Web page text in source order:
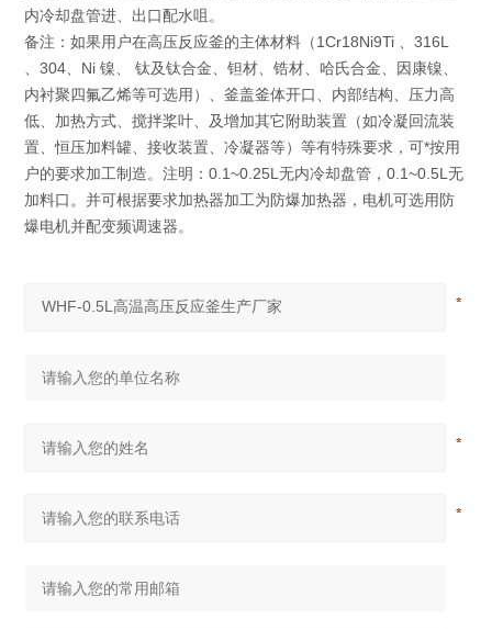
内冷却盘管进、出口配水咀。
备注：如果用户在高压反应釜的主体材料（1Cr18Ni9Ti 、316L
、304、Ni 镍、 钛及钛合金、钽材、锆材、哈氏合金、因康镍、
内衬聚四氟乙烯等可选用）、釜盖釜体开口、内部结构、压力高
低、加热方式、搅拌桨叶、及增加其它附助装置（如冷凝回流装
置、恒压加料罐、接收装置、冷凝器等）等有特殊要求，可*按用
户的要求加工制造。注明：0.1~0.25L无内冷却盘管，0.1~0.5L无
加料口。并可根据要求加热器加工为防爆加热器，电机可选用防
爆电机并配变频调速器。